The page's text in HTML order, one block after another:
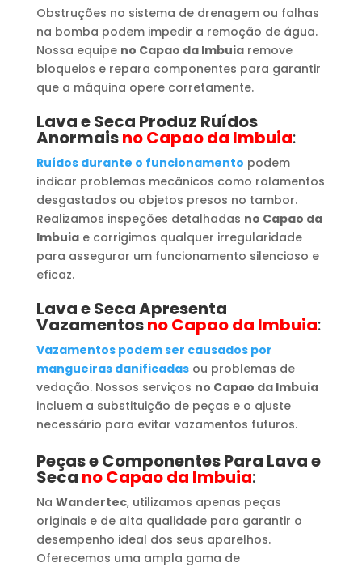
Obstruções no sistema de drenagem ou falhas
na bomba podem impedir a remoção de água.
Nossa equipe no Capao da Imbuiaremove
bloqueios e repara componentes para garantir
que a máquina opere corretamente.
Lava e Seca Produz Ruídos
Anormaisno Capao da Imbuia:
Ruídos durante o funcionamento podem
indicar problemas mecânicos como rolamentos
desgastados ou objetos presos no tambor.
Realizamos inspeções detalhadas no Capao da
Imbuiae corrigimos qualquer irregularidade
para assegurar um funcionamento silencioso e
eficaz.
Lava e Seca Apresenta
Vazamentosno Capao da Imbuia:
Vazamentos podem ser causados por
mangueiras danificadas ou problemas de
vedação. Nossos serviços no Capao da Imbuia
incluem a substituição de peças e o ajuste
necessário para evitar vazamentos futuros.
Peças e Componentes Para Lava e
Seca no Capao da Imbuia:
Na Wandertec, utilizamos apenas peças
originais e de alta qualidade para garantir o
desempenho ideal dos seus aparelhos.
Oferecemos uma ampla gama de